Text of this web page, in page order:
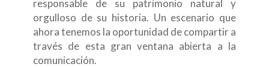
responsable de su patrimonio natural y
orgulloso de su historia. Un escenario que
ahora tenemos la oportunidad de compartir a
través de esta gran ventana abierta a la
comunicación.